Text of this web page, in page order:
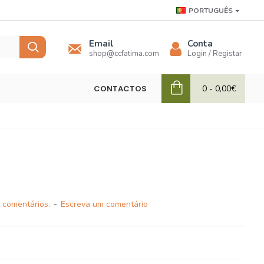
PORTUGUÊS
Email
shop@ccfatima.com
Conta
Login / Registar
CONTACTOS 0 - 0,00€
- Escreva um comentário